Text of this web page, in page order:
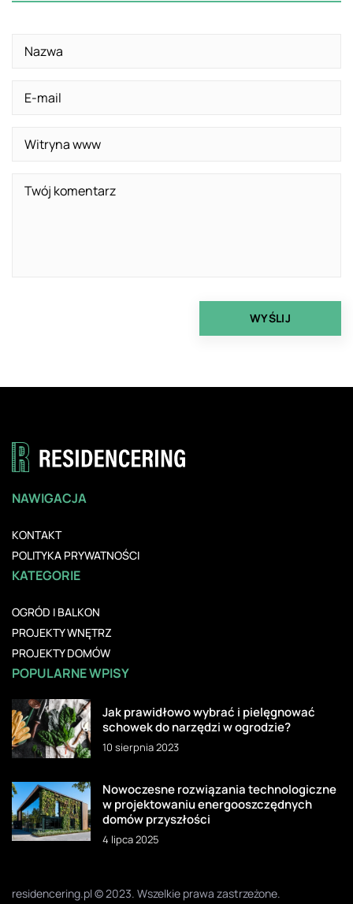
NAWIGACJA
KONTAKT
POLITYKA PRYWATNOŚCI
KATEGORIE
OGRÓD I BALKON
PROJEKTY WNĘTRZ
PROJEKTY DOMÓW
POPULARNE WPISY
Jak prawidłowo wybrać i pielęgnować
schowek do narzędzi w ogrodzie?
10 sierpnia 2023
Nowoczesne rozwiązania technologiczne
w projektowaniu energooszczędnych
domów przyszłości
4 lipca 2025
residencering.pl © 2023. Wszelkie prawa zastrzeżone.